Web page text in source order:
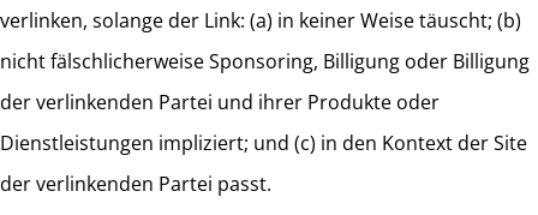
verlinken, solange der Link: (a) in keiner Weise täuscht; (b)
nicht fälschlicherweise Sponsoring, Billigung oder Billigung
der verlinkenden Partei und ihrer Produkte oder
Dienstleistungen impliziert; und (c) in den Kontext der Site
der verlinkenden Partei passt.